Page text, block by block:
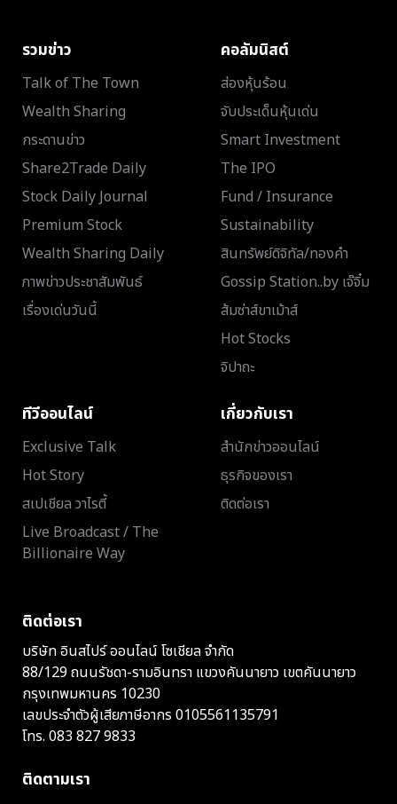
รวมข่าว
Talk of The Town
Wealth Sharing
กระดานข่าว
Share2Trade Daily
Stock Daily Journal
Premium Stock
Wealth Sharing Daily
ภาพข่าวประชาสัมพันธ์
เรื่องเด่นวันนี้
คอลัมนิสต์
ส่องหุ้นร้อน
จับประเด็นหุ้นเด่น
Smart Investment
The IPO
Fund / Insurance
Sustainability
สินทรัพย์ดิจิทัล/ทองคำ
Gossip Station..by เจ๊จิ๋ม
ส้มซ่าส์ขาเม้าส์
Hot Stocks
จิปาถะ
ทีวีออนไลน์
Exclusive Talk
Hot Story
สเปเชียล วาไรตี้
Live Broadcast / The
Billionaire Way
เกี่ยวกับเรา
สำนักข่าวออนไลน์
ธุรกิจของเรา
ติดต่อเรา
ติดต่อเรา
บริษัท อินสไปร์ ออนไลน์ โซเชียล จำกัด
88/129 ถนนรัชดา-รามอินทรา แขวงคันนายาว เขตคันนายาว
กรุงเทพมหานคร 10230
เลขประจำตัวผู้เสียภาษีอากร 0105561135791
โทร. 083 827 9833
ติดตามเรา